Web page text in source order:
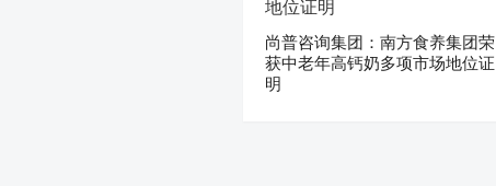
尚普咨询集团：南方食养集团荣
获中老年高钙奶多项市场地位证
明